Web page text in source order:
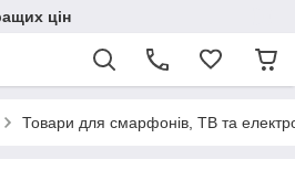
цін
Товари для смарфонів, ТВ та